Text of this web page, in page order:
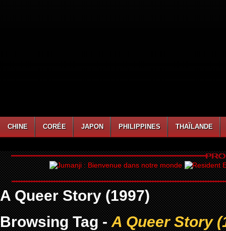
CHINE CORÉE JAPON PHILIPPINES THAÏLANDE
A Queer Story (1997)
Browsing Tag -A Queer Story